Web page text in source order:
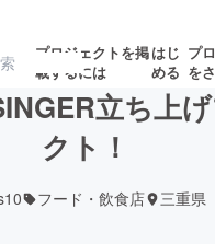
プロジェクトを掲
載するには
はじ
める
プ
を
ェクト
募集終了が近い
ロジェクト
立ち上
クト！
フード・飲食店 三重県